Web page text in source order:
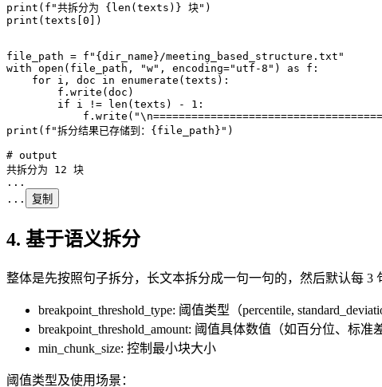
print ( f "共拆分为 {len (texts ) } 块" )
print (texts [0 ])
file_path = f " {dir_name} /meeting_based_structure.txt"
with open ( file_path , "w" , encoding=" utf-8 " ) as f :
    for
i , doc in enumerate (texts ):
        f
. write (doc )
        if
i != len (texts ) - 1 :
            f
. write ( "\n
print ( f "拆分结果已存储到： {file_path} " )
# output
共拆分为 12 块
...
...
复制
4. 基于语义拆分
整体是先按照句子拆分，长文本拆分成一句一句的，然后默认每 3
breakpoint_threshold_type: 阈值类型（percentile,
breakpoint_threshold_amount: 阈值具体数值（如百分位、标准
min_chunk_size: 控制最小块大小
阈值类型及使用场景：